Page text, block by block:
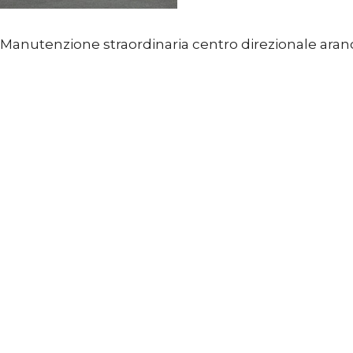
Manutenzione straordinaria centro direzionale